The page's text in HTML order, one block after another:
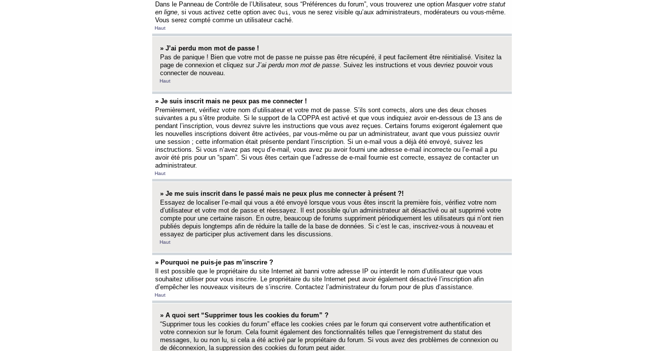
Dans le Panneau de Contrôle de l’Utilisateur, sous “Préférences du forum”, vous trouverez une option Masquer votre statut
en ligne, si vous activez cette option avec Oui , vous ne serez visible qu’aux administrateurs, modérateurs ou vous-même.
Vous serez compté comme un utilisateur caché.
Haut
» J’ai perdu mon mot de passe !
Pas de panique ! Bien que votre mot de passe ne puisse pas être récupéré, il peut facilement être réinitialisé. Visitez la
page de connexion et cliquez sur J’ai perdu mon mot de passe. Suivez les instructions et vous devriez pouvoir vous
connecter de nouveau.
Haut
» Je suis inscrit mais ne peux pas me connecter !
Premièrement, vérifiez votre nom d’utilisateur et votre mot de passe. S’ils sont corrects, alors une des deux choses
suivantes a pu s’être produite. Si le support de la COPPA est activé et que vous indiquiez avoir en-dessous de 13 ans de
pendant l’inscription, vous devrez suivre les instructions que vous avez reçues. Certains forums exigeront également que
les nouvelles inscriptions doivent être activées, par vous-même ou par un administrateur, avant que vous puissiez ouvrir
une session ; cette information était présente pendant l’inscription. Si un e-mail vous a déjà été envoyé, suivez les
insctructions. Si vous n’avez pas reçu d’e-mail, vous avez pu avoir fourni une adresse e-mail incorrecte ou l’e-mail a pu
avoir été pris pour un “spam”. Si vous êtes certain que l’adresse de e-mail fournie est correcte, essayez de contacter un
administrateur.
Haut
» Je me suis inscrit dans le passé mais ne peux plus me connecter à présent ?!
Essayez de localiser l’e-mail qui vous a été envoyé lorsque vous vous êtes inscrit la première fois, vérifiez votre nom
d’utilisateur et votre mot de passe et réessayez. Il est possible qu’un administrateur ait désactivé ou ait supprimé votre
compte pour une certaine raison. En outre, beaucoup de forums suppriment périodiquement les utilisateurs qui n’ont rien
publiés depuis longtemps afin de réduire la taille de la base de données. Si c’est le cas, inscrivez-vous à nouveau et
essayez de participer plus activement dans les discussions.
Haut
» Pourquoi ne puis-je pas m’inscrire ?
Il est possible que le propriétaire du site Internet ait banni votre adresse IP ou interdit le nom d’utilisateur que vous
souhaitez utiliser pour vous inscrire. Le propriétaire du site Internet peut avoir également désactivé l’inscription afin
d’empêcher les nouveaux visiteurs de s’inscrire. Contactez l’administrateur du forum pour de plus d’assistance.
Haut
» A quoi sert “Supprimer tous les cookies du forum” ?
“Supprimer tous les cookies du forum” efface les cookies crées par le forum qui conservent votre authentification et
votre connexion sur le forum. Cela fournit également des fonctionnalités telles que l’enregistrement du statut des
messages, lu ou non lu, si cela a été activé par le propriétaire du forum. Si vous avez des problèmes de connexion ou
de déconnexion, la suppression des cookies du forum peut aider.